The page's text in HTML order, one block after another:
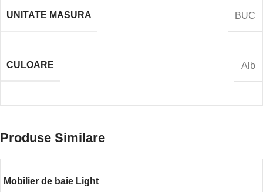
UNITATE MASURA BUC
CULOARE Alb
Produse Similare
Mobilier de baie Light